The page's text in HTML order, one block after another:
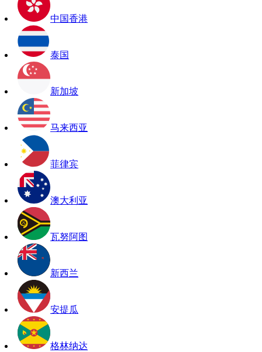
中国香港
泰国
新加坡
马来西亚
菲律宾
澳大利亚
瓦努阿图
新西兰
安提瓜
格林纳达